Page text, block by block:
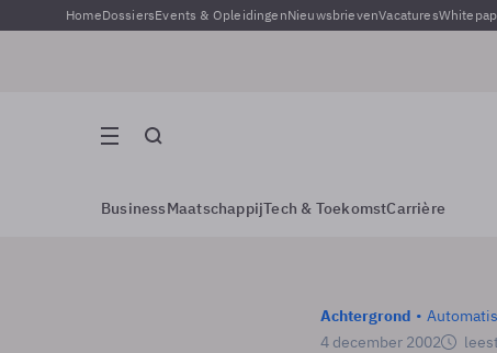
HomeDossiersEvents & OpleidingenNieuwsbrievenVacatures
BusinessMaatschappijTech & ToekomstCarrière
Achtergrond
4 december 2002